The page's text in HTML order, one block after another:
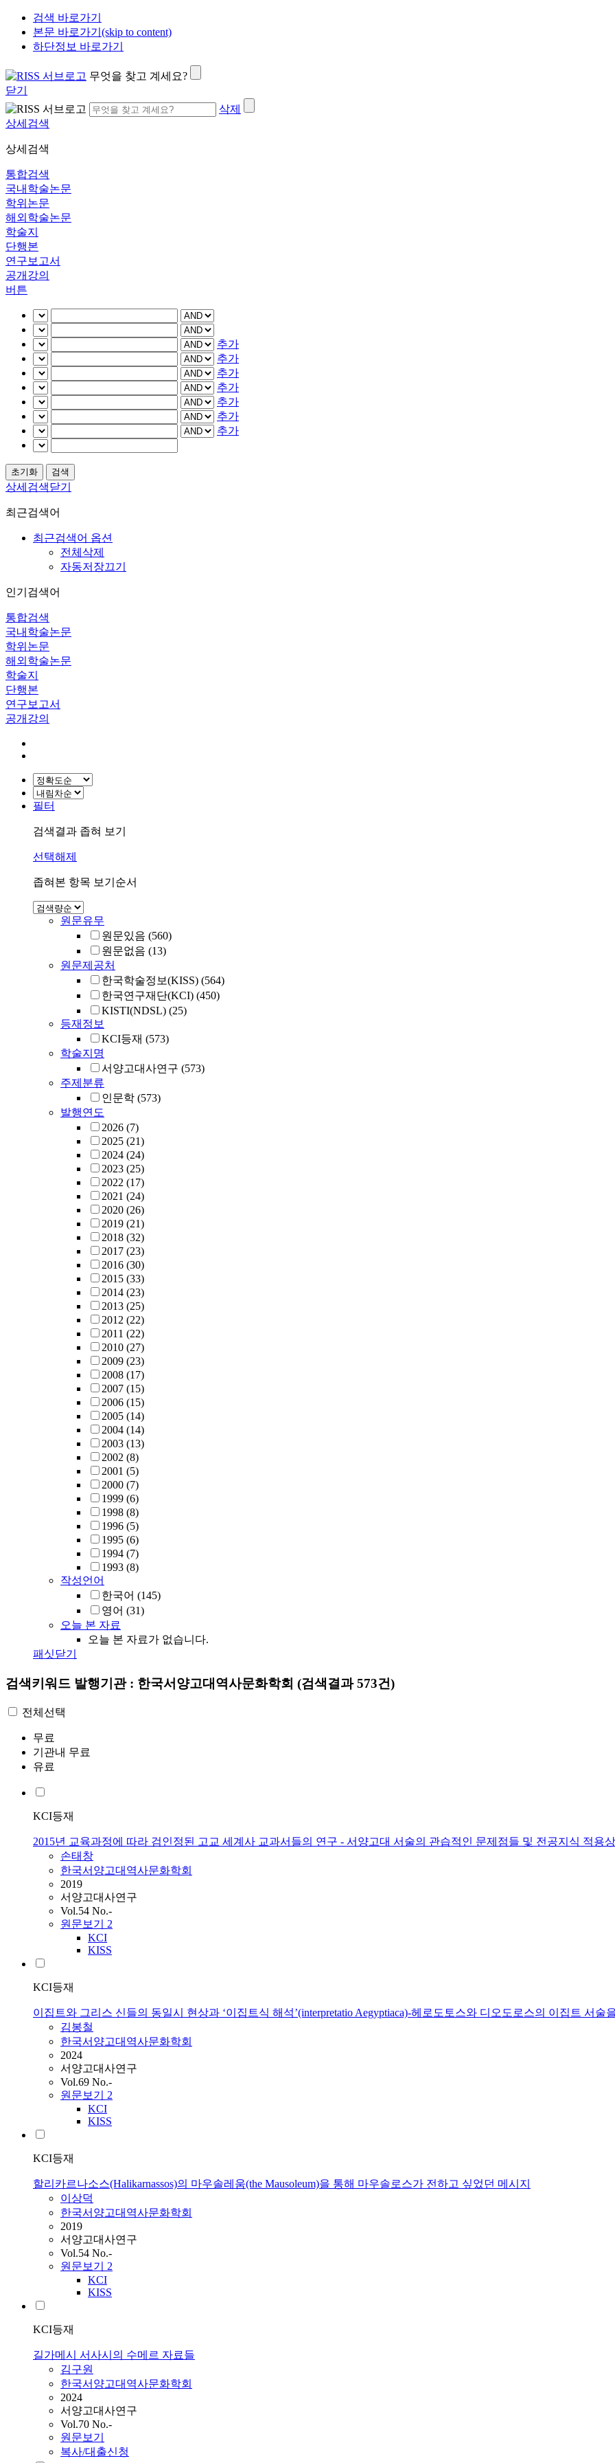
검색 바로가기
본문 바로가기(skip to content)
하단정보 바로가기
무엇을 찾고 계세요?
닫기
삭제
상세검색
상세검색
통합검색
국내학술논문
학위논문
해외학술논문
학술지
단행본
연구보고서
공개강의
버튼
추가
추가
추가
추가
추가
추가
추가
상세검색닫기
최근검색어
최근검색어 옵션
전체삭제
자동저장끄기
인기검색어
통합검색
국내학술논문
학위논문
해외학술논문
학술지
단행본
연구보고서
공개강의
필터
검색결과 좁혀 보기
선택해제
좁혀본 항목 보기순서
원문유무
원문있음 (560)
원문없음 (13)
원문제공처
한국학술정보(KISS) (564)
한국연구재단(KCI) (450)
KISTI(NDSL) (25)
등재정보
KCI등재 (573)
학술지명
서양고대사연구 (573)
주제분류
인문학 (573)
발행연도
2026 (7)
2025 (21)
2024 (24)
2023 (25)
2022 (17)
2021 (24)
2020 (26)
2019 (21)
2018 (32)
2017 (23)
2016 (30)
2015 (33)
2014 (23)
2013 (25)
2012 (22)
2011 (22)
2010 (27)
2009 (23)
2008 (17)
2007 (15)
2006 (15)
2005 (14)
2004 (14)
2003 (13)
2002 (8)
2001 (5)
2000 (7)
1999 (6)
1998 (8)
1996 (5)
1995 (6)
1994 (7)
1993 (8)
작성언어
한국어 (145)
영어 (31)
오늘 본 자료
오늘 본 자료가 없습니다.
패싯닫기
검색키워드 발행기관 : 한국서양고대역사문화학회 (검색결과 573건)
전체선택
무료
기관내 무료
유료
KCI등재
2015년 교육과정에 따라 검인정된 고교 세계사 교과서들의 연구 - 서양고대 서술의 관습적인 문제점들 및 전공지식 적용
손태창
한국서양고대역사문화학회
2019
서양고대사연구
Vol.54 No.-
원문보기 2
KCI
KISS
KCI등재
이집트와 그리스 신들의 동일시 현상과 ‘이집트식 해석’(interpretatio Aegyptiaca)-헤로도토스와 디오도로스의 이집트 서술
김봉철
한국서양고대역사문화학회
2024
서양고대사연구
Vol.69 No.-
원문보기 2
KCI
KISS
KCI등재
할리카르나소스(Halikarnassos)의 마우솔레움(the Mausoleum)을 통해 마우솔로스가 전하고 싶었던 메시지
이상덕
한국서양고대역사문화학회
2019
서양고대사연구
Vol.54 No.-
원문보기 2
KCI
KISS
KCI등재
길가메시 서사시의 수메르 자료들
김구원
한국서양고대역사문화학회
2024
서양고대사연구
Vol.70 No.-
원문보기
복사/대출신청